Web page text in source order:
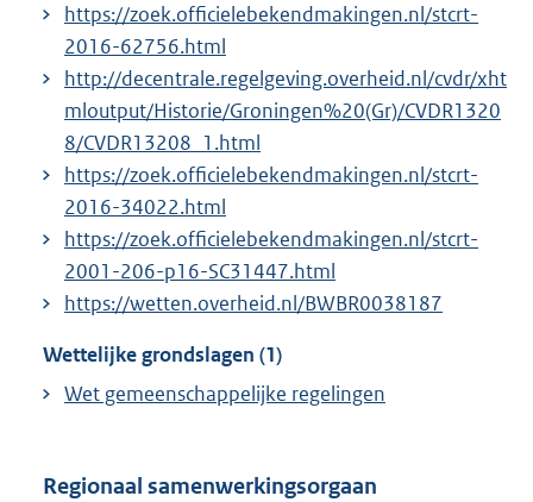
https://zoek.officielebekendmakingen.nl/stcrt-
2016-62756.html
http://decentrale.regelgeving.overheid.nl/cvdr/xht
mloutput/Historie/Groningen%20(Gr)/CVDR1320
8/CVDR13208_1.html
https://zoek.officielebekendmakingen.nl/stcrt-
2016-34022.html
https://zoek.officielebekendmakingen.nl/stcrt-
2001-206-p16-SC31447.html
https://wetten.overheid.nl/BWBR0038187
Wettelijke grondslagen (1)
Wet gemeenschappelijke regelingen
Regionaal samenwerkingsorgaan